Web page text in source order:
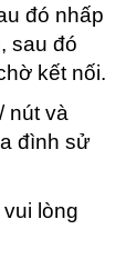
đó nhấp
sau đó
kết nối.
nút và
đình sử
lòng